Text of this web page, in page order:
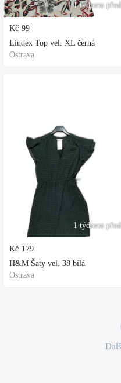
1 týdnem před
Kč 99
Lindex Top vel. XL černá
Ostrava
1 týdnem před
Kč 179
H&M Šaty vel. 38 bílá
Ostrava